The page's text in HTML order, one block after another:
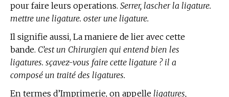
pour faire leurs operations. Serrer, lascher la ligature.
mettre une ligature. oster une ligature.
Il signifie aussi, La maniere de lier avec cette
bande. C’est un Chirurgien qui entend bien les
ligatures. sçavez-vous faire cette ligature ? il a
composé un traité des ligatures.
En termes d’Imprimerie, on appelle ligatures,